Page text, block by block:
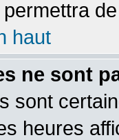
haut
ne sont
sont
heures